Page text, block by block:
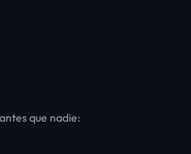
que nadie: